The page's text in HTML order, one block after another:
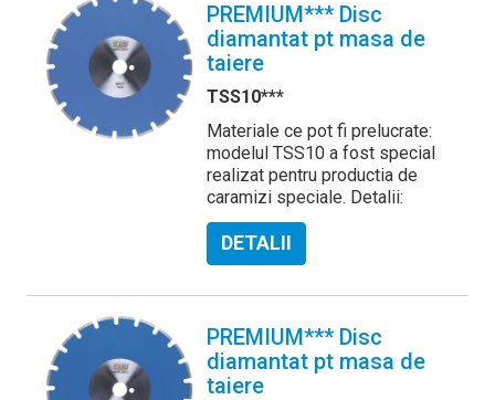
PREMIUM*** Disc
diamantat pt masa de
taiere
TSS10***
Materiale ce pot fi prelucrate:
modelul TSS10 a fost special
realizat pentru productia de
caramizi speciale. Detalii:
DETALII
PREMIUM*** Disc
diamantat pt masa de
taiere